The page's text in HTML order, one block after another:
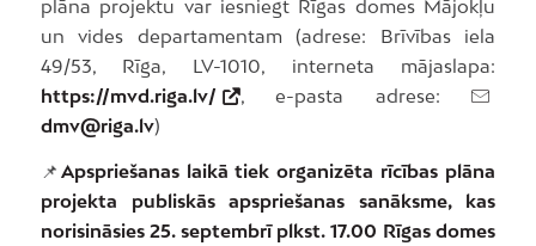
plāna projektu var iesniegt Rīgas domes Mājokļu
un vides departamentam (adrese: Brīvības iela
49/53, Rīga, LV-1010, interneta mājaslapa:
https://mvd.riga.lv/
, e-pasta adrese:
dmv@riga.lv)
📌 Apspriešanas laikā tiek organizēta rīcības plāna
projekta publiskās apspriešanas sanāksme, kas
norisināsies 25. septembrī plkst. 17.00 Rīgas domes